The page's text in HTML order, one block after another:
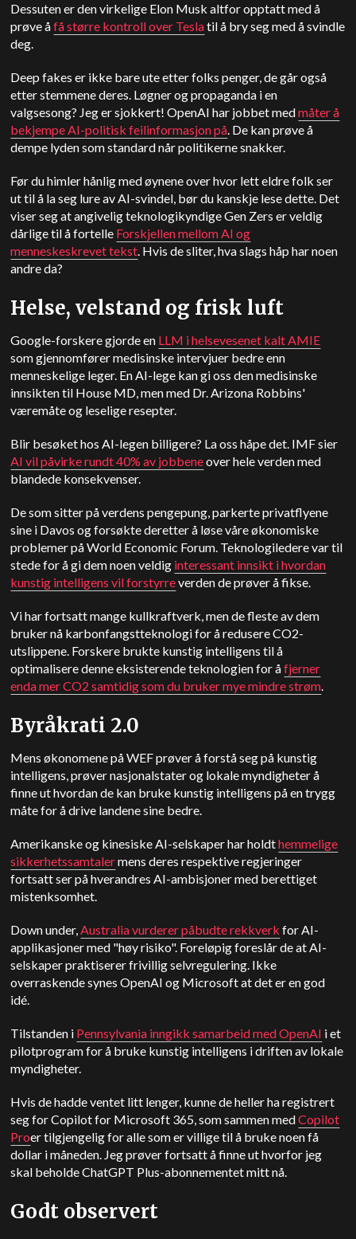
Dessuten er den virkelige Elon Musk altfor opptatt med å
prøve åfå større kontroll over Teslatil å bry seg med å svindle
deg.
Deep fakes er ikke bare ute etter folks penger, de går også
etter stemmene deres. Løgner og propaganda i en
valgsesong? Jeg er sjokkert! OpenAI har jobbet medmåter å
bekjempe AI-politisk feilinformasjon på. De kan prøve å
dempe lyden som standard når politikerne snakker.
Før du himler hånlig med øynene over hvor lett eldre folk ser
ut til å la seg lure av AI-svindel, bør du kanskje lese dette. Det
viser seg at angivelig teknologikyndige Gen Zers er veldig
dårlige til å fortelle Forskjellen mellom AI og
menneskeskrevet tekst. Hvis de sliter, hva slags håp har noen
andre da?
Helse, velstand og frisk luft
Google-forskere gjorde en LLM i helsevesenet kalt AMIE
som gjennomfører medisinske intervjuer bedre enn
menneskelige leger. En AI-lege kan gi oss den medisinske
innsikten til House MD, men med Dr. Arizona Robbins'
væremåte og leselige resepter.
Blir besøket hos AI-legen billigere? La oss håpe det. IMF sier
AI vil påvirke rundt 40% av jobbeneover hele verden med
blandede konsekvenser.
De som sitter på verdens pengepung, parkerte privatflyene
sine i Davos og forsøkte deretter å løse våre økonomiske
problemer på World Economic Forum. Teknologiledere var til
stede for å gi dem noen veldig interessant innsikt i hvordan
kunstig intelligens vil forstyrreverden de prøver å fikse.
Vi har fortsatt mange kullkraftverk, men de fleste av dem
bruker nå karbonfangstteknologi for å redusere CO2-
utslippene. Forskere brukte kunstig intelligens til å
optimalisere denne eksisterende teknologien for åfjerner
enda mer CO2 samtidig som du bruker mye mindre strøm.
Byråkrati 2.0
Mens økonomene på WEF prøver å forstå seg på kunstig
intelligens, prøver nasjonalstater og lokale myndigheter å
finne ut hvordan de kan bruke kunstig intelligens på en trygg
måte for å drive landene sine bedre.
Amerikanske og kinesiske AI-selskaper har holdthemmelige
sikkerhetssamtalermens deres respektive regjeringer
fortsatt ser på hverandres AI-ambisjoner med berettiget
mistenksomhet.
Down under,Australia vurderer påbudte rekkverk for AI-
applikasjoner med "høy risiko". Foreløpig foreslår de at AI-
selskaper praktiserer frivillig selvregulering. Ikke
overraskende synes OpenAI og Microsoft at det er en god
idé.
Tilstanden i Pennsylvania inngikk samarbeid med OpenAI i et
pilotprogram for å bruke kunstig intelligens i driften av lokale
myndigheter.
Hvis de hadde ventet litt lenger, kunne de heller ha registrert
seg for Copilot for Microsoft 365, som sammen medCopilot
Proer tilgjengelig for alle som er villige til å bruke noen få
dollar i måneden. Jeg prøver fortsatt å finne ut hvorfor jeg
skal beholde ChatGPT Plus-abonnementet mitt nå.
Godt observert